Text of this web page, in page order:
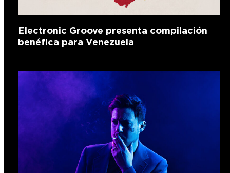
Electronic Groove presenta compilación
benéfica para Venezuela